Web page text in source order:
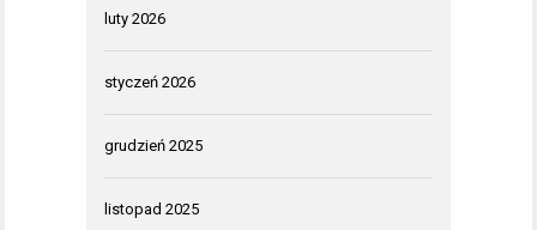
luty 2026
styczeń 2026
grudzień 2025
listopad 2025